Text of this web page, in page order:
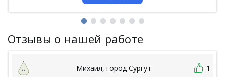
Отзывы о нашей работе
Михаил, город Сургут 1